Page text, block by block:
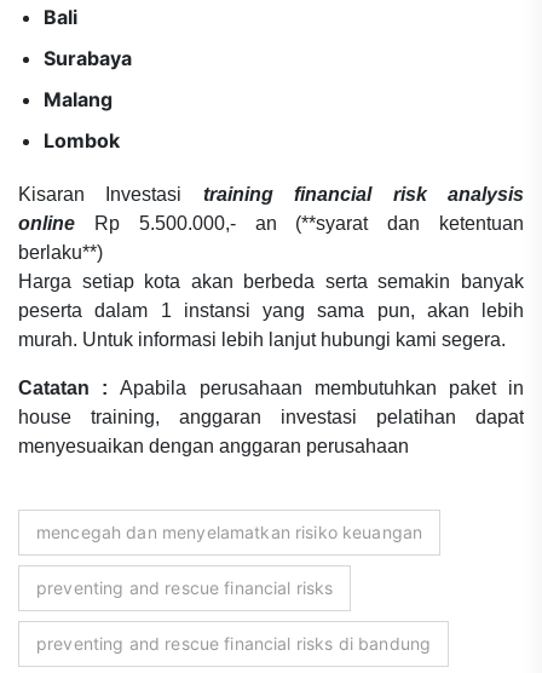
Bali
Surabaya
Malang
Lombok
Kisaran Investasi
training financial risk analysis
online
Rp 5.500.000,- an (**syarat dan ketentuan
berlaku**)
Harga setiap kota akan berbeda serta semakin banyak
peserta dalam 1 instansi yang sama pun, akan lebih
murah. Untuk informasi lebih lanjut hubungi kami segera.
Catatan : Apabila perusahaan membutuhkan paket in
house training, anggaran investasi pelatihan dapat
menyesuaikan dengan anggaran perusahaan
mencegah dan menyelamatkan risiko keuangan
preventing and rescue financial risks
preventing and rescue financial risks di bandung